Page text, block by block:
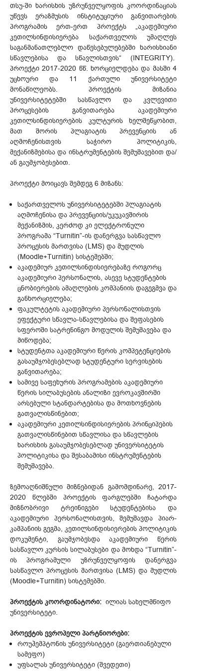
თსუ-ში ხარისხის უზრუნველყოფის კოორდინაციას
უწევს ერაზმუსის ინსტიტუციური განვითარების
პროგრამის ერთ-ერთ პროექტს „აკადემიური
კეთილსინდისიერება საქართველოს უმაღლეს
საგანმანათლებლო დაწესებულებებში ხარისხიანი
სწავლებისა და სწავლისთვის“ (INTEGRITY).
პროექტი 2017-2020 წწ. ხორციელდება და მასში 4
უცხოური და 11 ქართული უნივერსიტეტი
მონაწილეობს. პროექტის მიზანია
უნივერსიტეტებში სასწავლო და კვლევითი
პროცესების განვითარება აკადემიური
კეთილსინდისიერების კულტურის ხელშეწყობით,
მათ შორის პლაგიატის პრევენციის ან
აღმოჩენისთვის საჭირო პოლიტიკის,
მექანიზმებისა და ინსტრუმენტების შემუშავებით და/
ან გაუმჯობესებით.
პროექტი მოიცავს შემდეგ 6 მიზანს:
საქართველოს უნივერსიტეტებში პლაგიატის
აღმოჩენისა და პრევენციის/უკუკავშირის
მექანიზმის, კერძოდ კი ელექტრონული
პროგრამა “Turnitin”-ის დანერგვა სასწავლო
პროცესის მართვისა (LMS) და მუდლის
(Moodle+Turnitin) სისტემებში;
აკადემიურ კეთილსინდისიერებაზე როგორც
აკადემიური პერსონალის, ასევე სტუდენტების
ცნობიერების ამაღლების კომპანიის დაგეგმვა და
განხორციელება;
ფაკულტეტის აკადემიური პერსონალისთვის
ეფექტური სწავლა-სწავლებისა და შეფასების
სფეროში სატრენინგო მოდულის შემუშავება და
მიწოდება;
სტუდენტთა აკადემიური წერის კომპეტენციების
გასაუმჯობესებლად სტუდენტური სერვისების
განვითარება;
სამივე საფეხურის პროგრამების აკადემიური
წერის სილაბუსების ანალიზი ევროკავშირში
არსებული სტანდარტებისა და მოთხოვნების
გათვალისწინებით;
აკადემიური კეთილსინდისიერების პრინციპების
გათვალისწინებით სწავლისა და სწავლების
ხარისხის გასაუმჯობესებლად უნივერსიტეტის
პოლიტიკისა და შესაბამისი ინსტრუმენტების
შემუშავება.
ზემოაღნიშნული მიზნებიდან გამომდინარე, 2017-
2020 წლებში პროექტის ფარგლებში ჩატარდა
მიზნობრივი ტრეინიგები სტუდენტებისა და
აკადემიური პერსონალისთვის, შემუშავდა პიარ-
კამპანიის გეგმა, კეთილსინდისიერების პოლიტიკის
დოკუმენტი, გაუმჯობესდა აკადემიური წერის
სასწავლო კურსის სილაბუსები და მოხდა “Turnitin”-
ის პროგრამული უზრუნველყოფის დანერგვა
სასწავლო პროცესის მართვისა (LMS) და მუდლის
(Moodle+Turnitin) სისტემებში.
პროექტის კოორდინატორი: ილიას სახელმწიფო
უნივერსიტეტი.
პროექტის ევროპელი პარტნიორები:
როუჰემპტონის უნივერსიტეტი (გაერთიანებული
სამეფო)
უფსალას უნივერსიტეტი (შვედეთი)